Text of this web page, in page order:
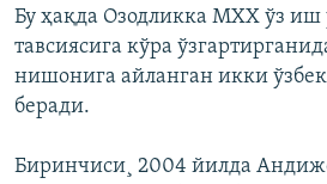
Бу ҳақда Озодликка МХХ ўз иш
тавсиясига кўра
нишонига айланган икки
беради.
Биринчиси¸ 2004 йилда